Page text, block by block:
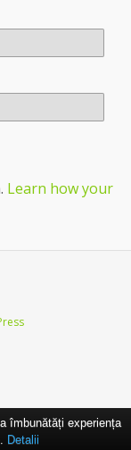
Learn how your
îmbunătăți experiența
Detalii